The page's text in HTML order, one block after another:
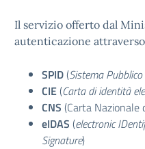
Il servizio offerto dal
autenticazione
SPID (Sistema
CIE (Carta di identità
CNS (Carta Nazionale
eIDAS (electronic
Signature)